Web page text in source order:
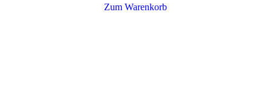
Zum Warenkorb